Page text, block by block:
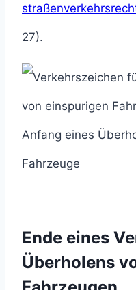
27).
Anfang eines
Fahrzeuge
Ende eines
Überholens